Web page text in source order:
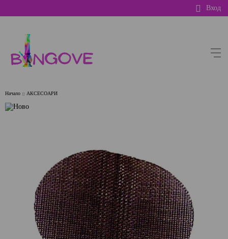
Вход
Начало АКСЕСОАРИ